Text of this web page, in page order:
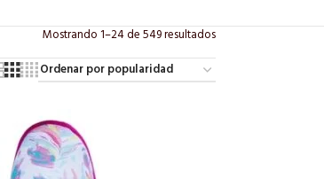
Mostrando 1–24 de 549 resultados